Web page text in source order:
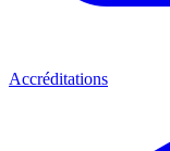
Accréditations